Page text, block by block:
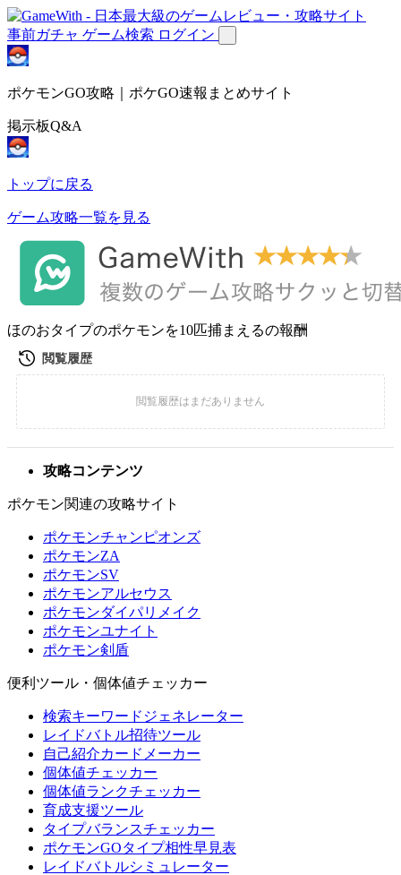
事前ガチャ ゲーム検索 ログイン
ポケモンGO攻略｜ポケGO速報まとめサイト
掲示板Q&A
トップに戻る
ゲーム攻略一覧を見る
ほのおタイプのポケモンを10匹捕まえるの報酬
攻略コンテンツ
ポケモン関連の攻略サイト
ポケモンチャンピオンズ
ポケモンZA
ポケモンSV
ポケモンアルセウス
ポケモンダイパリメイク
ポケモンユナイト
ポケモン剣盾
便利ツール・個体値チェッカー
検索キーワードジェネレーター
レイドバトル招待ツール
自己紹介カードメーカー
個体値チェッカー
個体値ランクチェッカー
育成支援ツール
タイプバランスチェッカー
ポケモンGOタイプ相性早見表
レイドバトルシミュレーター